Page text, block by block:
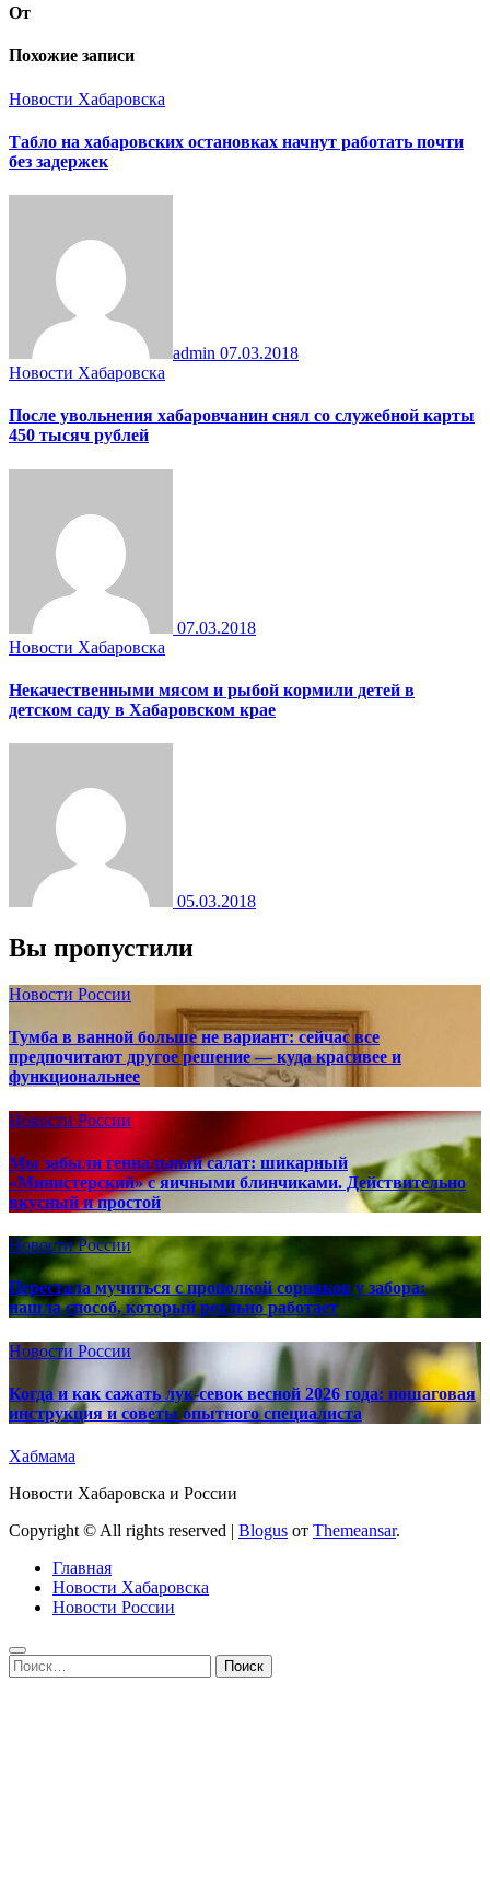
От
Похожие записи
Новости Хабаровска
Табло на хабаровских остановках начнут работать почти
без задержек
admin 07.03.2018
Новости Хабаровска
После увольнения хабаровчанин снял со служебной карты
450 тысяч рублей
07.03.2018
Новости Хабаровска
Некачественными мясом и рыбой кормили детей в
детском саду в Хабаровском крае
05.03.2018
Вы пропустили
Новости России
Тумба в ванной больше не вариант: сейчас все
предпочитают другое решение — куда красивее и
функциональнее
Новости России
Мы забыли гениальный салат: шикарный
«Министерский» с яичными блинчиками. Действительно
вкусный и простой
Новости России
Перестала мучиться с прополкой сорняков у забора:
нашла способ, который реально работает
Новости России
Когда и как сажать лук-севок весной 2026 года: пошаговая
инструкция и советы опытного специалиста
Хабмама
Новости Хабаровска и России
Copyright © All rights reserved | Blogus от Themeansar.
Главная
Новости Хабаровска
Новости России
Найти: